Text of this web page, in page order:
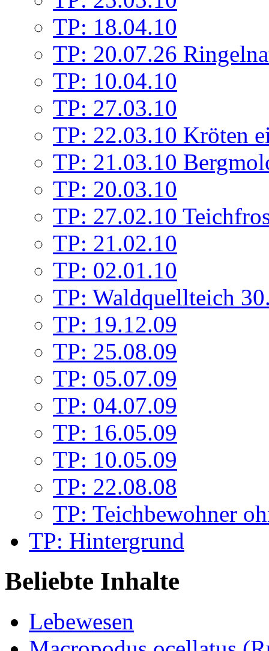
TP: 18.04.10
TP: 20.07.26
TP: 10.04.10
TP: 27.03.10
TP: 22.03.10 Kröten
TP: 21.03.10
TP: 20.03.10
TP: 27.02.10
TP: 21.02.10
TP: 02.01.10
TP: Waldquellteich
TP: 19.12.09
TP: 25.08.09
TP: 05.07.09
TP: 04.07.09
TP: 16.05.09
TP: 10.05.09
TP: 22.08.08
TP: Teichbewohner
TP: Hintergrund
Beliebte Inhalte
Lebewesen